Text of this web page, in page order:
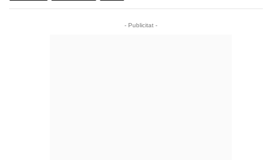
- Publicitat -